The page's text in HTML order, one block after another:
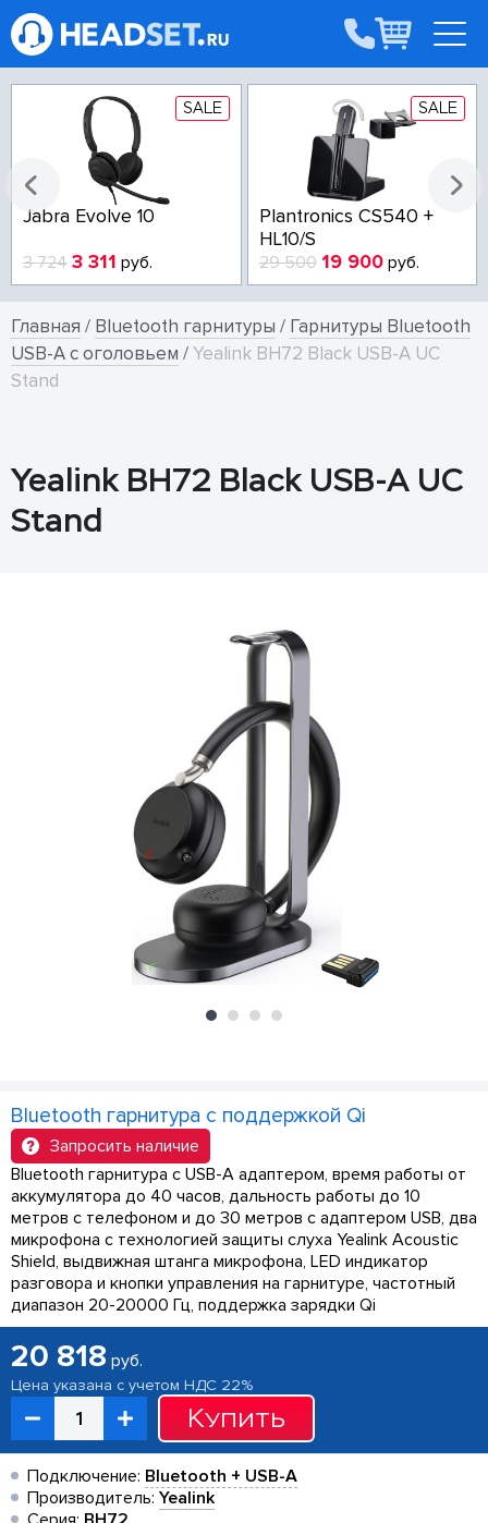
SALE
Jabra Evolve 10
3 724 3 311 руб.
SALE
Plantronics CS540 +
HL10/S
29 500 19 900руб.
Главная / Bluetooth гарнитуры / Гарнитуры Bluetooth
USB-A с оголовьем /Yealink BH72 Black USB-A UC
Stand
Yealink BH72 Black USB-A UC
Stand
Bluetooth гарнитура с поддержкой Qi
Запросить наличие
Bluetooth гарнитура с USB-A адаптером, время работы от
аккумулятора до 40 часов, дальность работы до 10
метров с телефоном и до 30 метров с адаптером USB, два
микрофона с технологией защиты слуха Yealink Acoustic
Shield, выдвижная штанга микрофона, LED индикатор
разговора и кнопки управления на гарнитуре, частотный
диапазон 20-20000 Гц, поддержка зарядки Qi
20 818 руб.
Цена указана с учетом НДС 22%
Купить
Подключение: Bluetooth + USB-A
Производитель: Yealink